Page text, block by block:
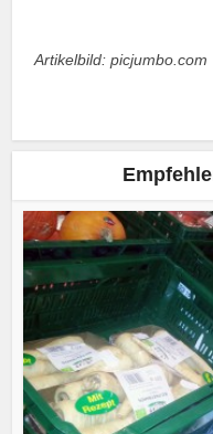
Artikelbild: picjumbo.com